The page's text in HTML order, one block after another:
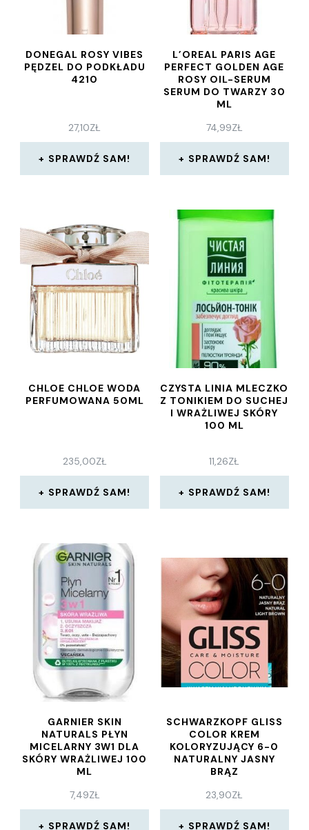
DONEGAL ROSY VIBES
PĘDZEL DO PODKŁADU
4210
27,10ZŁ
SPRAWDŹ SAM!
L’OREAL PARIS AGE
PERFECT GOLDEN AGE
ROSY OIL-SERUM
SERUM DO TWARZY 30
ML
74,99ZŁ
SPRAWDŹ SAM!
CHLOE CHLOE WODA
PERFUMOWANA 50ML
235,00ZŁ
SPRAWDŹ SAM!
CZYSTA LINIA MLECZKO
Z TONIKIEM DO SUCHEJ
I WRAŻLIWEJ SKÓRY
100 ML
11,26ZŁ
SPRAWDŹ SAM!
GARNIER SKIN
NATURALS PŁYN
MICELARNY 3W1 DLA
SKÓRY WRAŻLIWEJ 100
ML
7,49ZŁ
SPRAWDŹ SAM!
SCHWARZKOPF GLISS
COLOR KREM
KOLORYZUJĄCY 6-0
NATURALNY JASNY
BRĄZ
23,90ZŁ
SPRAWDŹ SAM!